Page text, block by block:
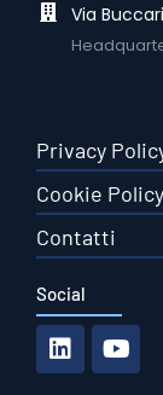
Via
Privacy
Cookie Policy
Contatti
Social